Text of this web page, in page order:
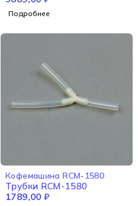
Подробнее
Кофемашина RCM-1580
Трубки RCM-1580
1789,00 ₽